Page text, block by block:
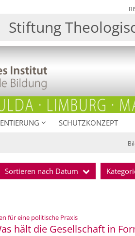
Stiftung
SCHUTZKONZEPT
Sortieren nach Datum
für eine politische Praxis:
hält die Gesellschaft in